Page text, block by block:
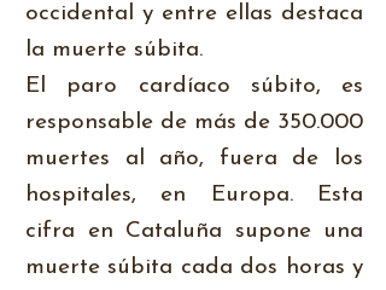
occidental y entre ellas destaca
la muerte súbita.
El paro cardíaco súbito, es
responsable de más de 350.000
muertes al año, fuera de los
hospitales, en Europa. Esta
cifra en Cataluña supone una
muerte súbita cada dos horas y